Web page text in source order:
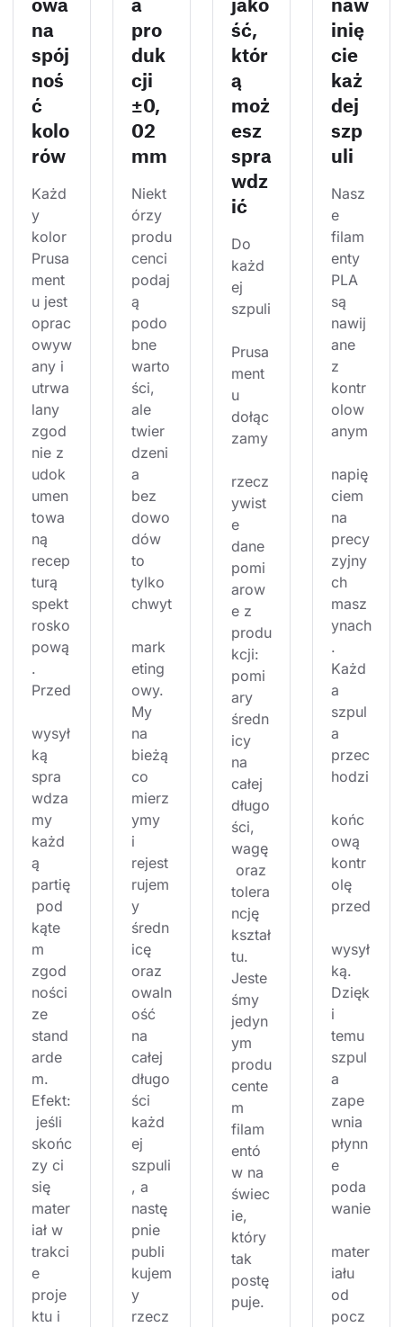
na
spój
noś
ć
kolo
rów
Każd
y
kolor
Prusa
ment
u jest
oprac
owyw
any i
utrwa
lany
zgod
nie z
udok
umen
towa
ną
recep
turą
spekt
rosko
pową
.
Przed
wysył
ką
spra
wdza
my
każd
ą
partię
pod
kąte
m
zgod
ności
ze
stand
arde
m.
Efekt:
jeśli
skońc
zy ci
się
mater
iał w
trakci
e
proje
ktu i
pro
duk
cji
±0,
02
mm
Niekt
órzy
produ
cenci
podaj
ą
podo
bne
warto
ści,
ale
twier
dzeni
a
bez
dowo
dów
to
tylko
chwyt
mark
eting
owy.
My
na
bieżą
co
mierz
ymy
i
rejest
rujem
y
średn
icę
oraz
owaln
ość
na
całej
długo
ści
każd
ej
szpuli
, a
nastę
pnie
publi
kujem
y
rzecz
ść,
któr
ą
moż
esz
spra
wdz
ić
Do
każd
ej
szpuli
Prusa
ment
u
dołąc
zamy
rzecz
ywist
e
dane
pomi
arow
e z
produ
kcji:
pomi
ary
średn
icy
na
całej
długo
ści,
wagę
oraz
tolera
ncję
kształ
tu.
Jeste
śmy
jedyn
ym
produ
cente
m
filam
entó
w na
świec
ie,
który
tak
postę
puje.
inię
cie
każ
dej
szp
uli
Nasz
e
filam
enty
PLA
są
nawij
ane
z
kontr
olow
anym
napię
ciem
na
precy
zyjny
ch
masz
ynach
.
Każd
a
szpul
a
przec
hodzi
końc
ową
kontr
olę
przed
wysył
ką.
Dzięk
i
temu
szpul
a
zape
wnia
płynn
e
poda
wanie
mater
iału
od
pocz